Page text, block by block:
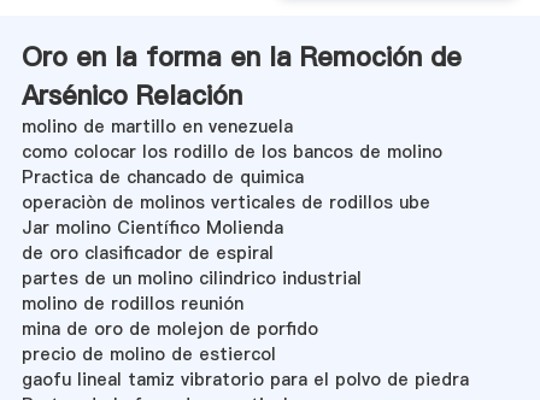
Oro en la forma en la Remoción de
Arsénico Relación
molino de martillo en venezuela
como colocar los rodillo de los bancos de molino
Practica de chancado de quimica
operaciòn de molinos verticales de rodillos ube
Jar molino Científico Molienda
de oro clasificador de espiral
partes de un molino cilindrico industrial
molino de rodillos reunión
mina de oro de molejon de porfido
precio de molino de estiercol
gaofu lineal tamiz vibratorio para el polvo de piedra